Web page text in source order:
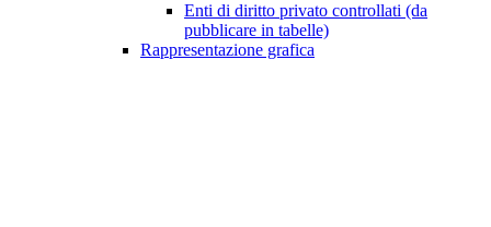
Enti di diritto privato controllati (da
pubblicare in tabelle)
Rappresentazione grafica